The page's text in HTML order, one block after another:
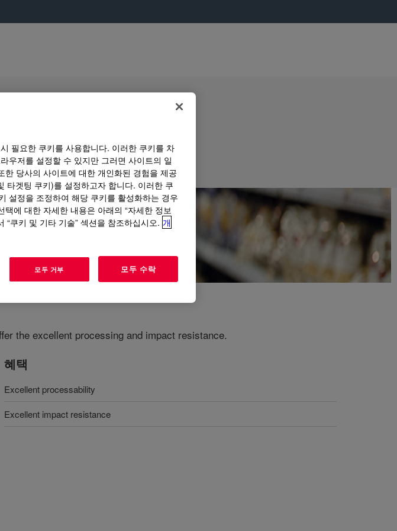
the excellent processing and impact resistance​.
혜택
Excellent processability
Excellent impact resistance​
필요한 쿠키를 사용합니다. 이러한 쿠키를 차
우저를 설정할 수 있지만 그러면 사이트의 일
당사의 사이트에 대한 개인화된 경험을 제공
타겟팅 쿠키)를 설정하고자 합니다. 이러한 쿠
설정을 조정하여 해당 쿠키를 활성화하는 경우
에 대한 자세한 내용은 아래의 “자세한 정보
“쿠키 및 기타 기술” 섹션을 참조하십시오. 개
모두 거부 모두 수락